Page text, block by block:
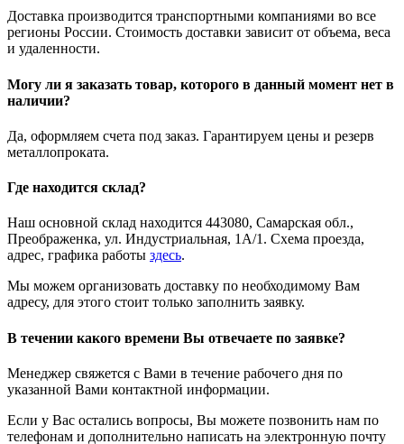
Доставка производится транспортными компаниями во все
регионы России. Стоимость доставки зависит от объема, веса
и удаленности.
Могу ли я заказать товар, которого в данный момент нет в
наличии?
Да, оформляем счета под заказ. Гарантируем цены и резерв
металлопроката.
Где находится склад?
Наш основной склад находится 443080, Самарская обл.,
Преображенка, ул. Индустриальная, 1А/1. Схема проезда,
адрес, графика работы здесь.
Мы можем организовать доставку по необходимому Вам
адресу, для этого стоит только заполнить заявку.
В течении какого времени Вы отвечаете по заявке?
Менеджер свяжется с Вами в течение рабочего дня по
указанной Вами контактной информации.
Если у Вас остались вопросы, Вы можете позвонить нам по
телефонам и дополнительно написать на электронную почту